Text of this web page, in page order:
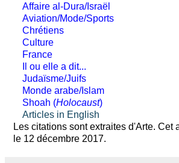
Affaire al-Dura/Israël
Aviation/Mode/Sports
Chrétiens
Culture
France
Il ou elle a dit...
Judaïsme/Juifs
Monde arabe/Islam
Shoah (Holocaust)
Articles in English
Les citations sont extraites d'Arte. Cet
le 12 décembre 2017.